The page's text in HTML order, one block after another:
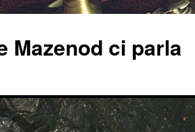
Mazenod ci parla